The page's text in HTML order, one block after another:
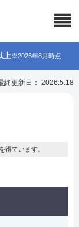
上※2026年8月時点
終更新日： 2026.5.18
得ています。